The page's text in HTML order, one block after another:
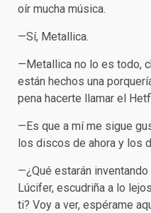
oír mucha música.
—Sí, Metallica.
—Metallica no lo es todo,
están hechos una
pena hacerte llamar el
—Es que a mí me sigue
los discos de ahora y los
—¿Qué estarán
Lúcifer, escudriña a lo
ti? Voy a ver, espérame